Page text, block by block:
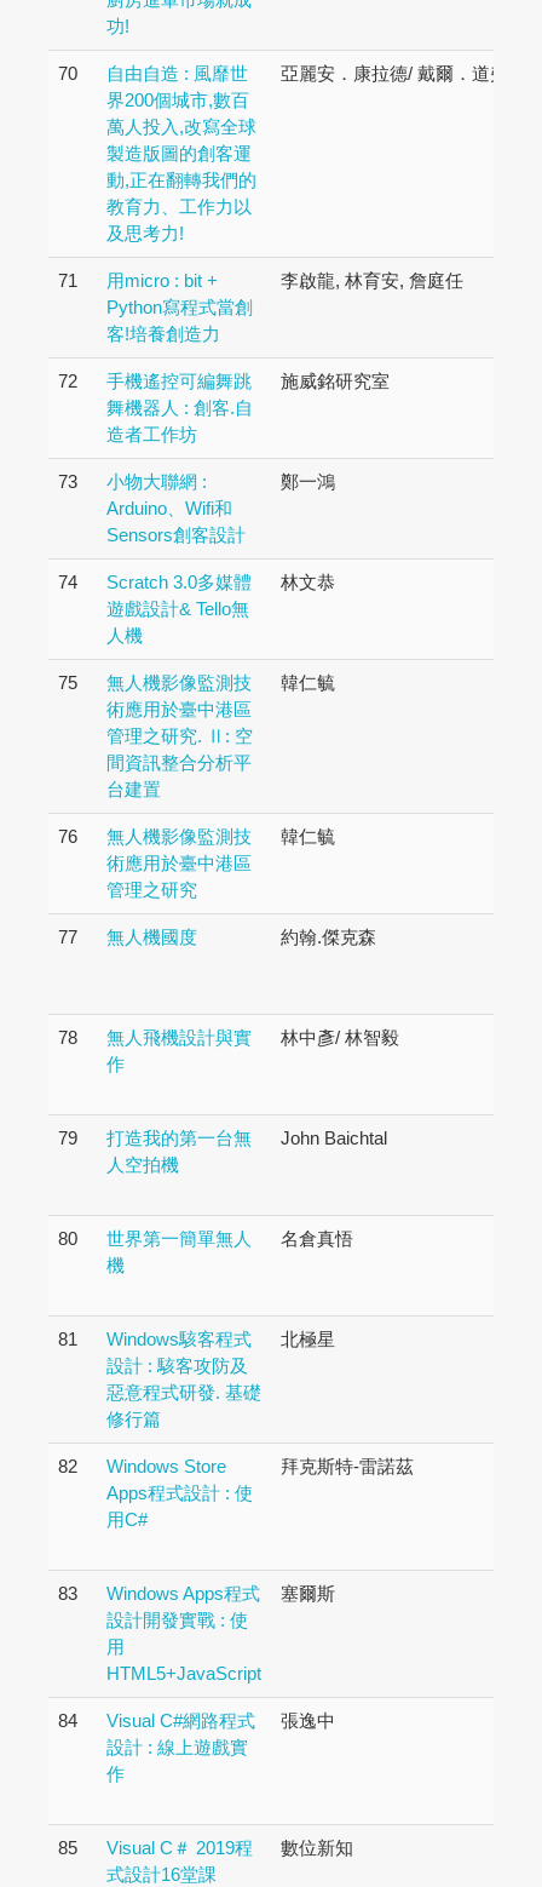
功!
70
自由自造 : 風靡世
界200個城市,數百
萬人投入,改寫全球
製造版圖的創客運
動,正在翻轉我們的
教育力、工作力以
及思考力!
亞麗安．康拉德/ 戴爾．道弗帝
71
用micro : bit +
Python寫程式當創
客!培養創造力
李啟龍, 林育安, 詹庭任
72
手機遙控可編舞跳
舞機器人 : 創客.自
造者工作坊
施威銘研究室
73
小物大聯網 :
Arduino、Wifi和
Sensors創客設計
鄭一鴻
74
Scratch 3.0多媒體
遊戲設計& Tello無
人機
林文恭
75
無人機影像監測技
術應用於臺中港區
管理之研究. Ⅱ: 空
間資訊整合分析平
台建置
韓仁毓
76
無人機影像監測技
術應用於臺中港區
管理之研究
韓仁毓
77 無人機國度 約翰.傑克森
78
無人飛機設計與實
作
林中彥/ 林智毅
79
打造我的第一台無
人空拍機
John Baichtal
80
世界第一簡單無人
機
名倉真悟
81
Windows駭客程式
設計 : 駭客攻防及
惡意程式研發. 基礎
修行篇
北極星
82
Windows Store
Apps程式設計 : 使
用C#
拜克斯特-雷諾茲
83
Windows Apps程式
設計開發實戰 : 使
用
HTML5+JavaScript
塞爾斯
84
Visual C#網路程式
設計 : 線上遊戲實
作
張逸中
85
Visual C＃ 2019程
式設計16堂課
數位新知